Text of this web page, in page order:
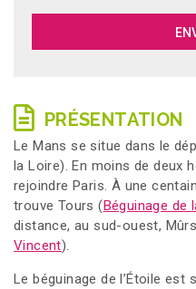
PRÉSENTATION
Le Mans se situe dans le
la Loire). En moins de deux
rejoindre Paris. À une
trouve Tours (Béguinage de
distance, au sud-ouest,
Vincent).
Le béguinage de l’Étoile est